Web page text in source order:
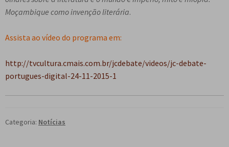
Moçambique como invenção literária.
Assista ao vídeo do programa em:
http://tvcultura.cmais.com.br/jcdebate/videos/jc-debate-
portugues-digital-24-11-2015-1
Categoria: Notícias